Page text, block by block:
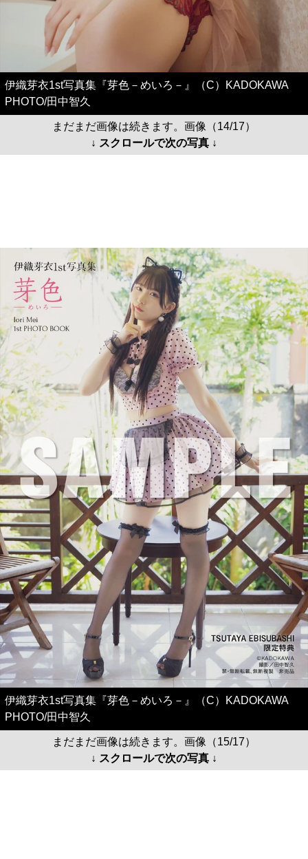
伊織芽衣1st写真集『芽色－めいろ－』（C）KADOKAWA
PHOTO/田中智久
まだまだ画像は続きます。画像（14/17）
↓ スクロールで次の写真 ↓
伊織芽衣1st写真集『芽色－めいろ－』（C）KADOKAWA
PHOTO/田中智久
まだまだ画像は続きます。画像（15/17）
↓ スクロールで次の写真 ↓